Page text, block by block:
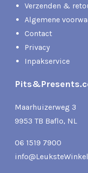
Verzenden &
Algemene
Contact
Privacy
Inpakservice
Maarhuizerweg 3
9953 TB Baflo, NL
06 1519 7900